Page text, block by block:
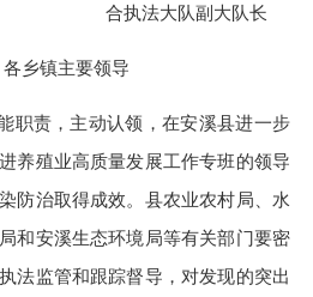
合执法大队副大队长
各乡镇主要领导
职责，主动认领，在安溪县进一步
养殖业高质量发展工作专班的领导
防治取得成效。 县农业农村局、水
局和安溪生态环境局等有关部门要密
法监管和跟踪督导，对发现的突出